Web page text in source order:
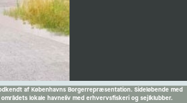
af Københavns Borgerrepræsentation. Sideløbende med
lokale havneliv med erhvervsfiskeri og sejlklubber.